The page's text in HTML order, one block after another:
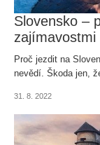
Slovensko –
zajímavostmi
Proč jezdit na
nevědí. Škoda jen,
31. 8. 2022